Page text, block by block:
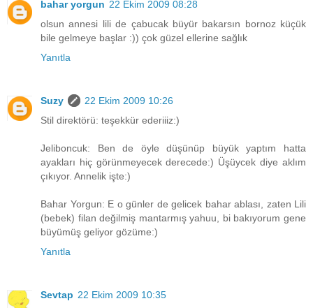
bahar yorgun 22 Ekim 2009 08:28
olsun annesi lili de çabucak büyür bakarsın bornoz küçük
bile gelmeye başlar :)) çok güzel ellerine sağlık
Yanıtla
Suzy
22 Ekim 2009 10:26
Stil direktörü: teşekkür ederiiiz:)
Jeliboncuk: Ben de öyle düşünüp büyük yaptım hatta
ayakları hiç görünmeyecek derecede:) Üşüycek diye aklım
çıkıyor. Annelik işte:)
Bahar Yorgun: E o günler de gelicek bahar ablası, zaten Lili
(bebek) filan değilmiş mantarmış yahuu, bi bakıyorum gene
büyümüş geliyor gözüme:)
Yanıtla
Sevtap 22 Ekim 2009 10:35